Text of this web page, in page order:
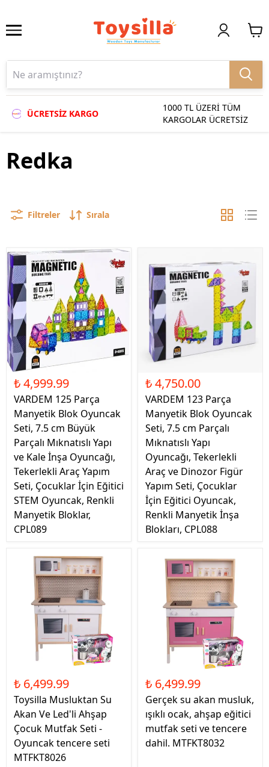
ÜCRETSİZ KARGO
1000 TL ÜZERİ TÜM
KARGOLAR ÜCRETSİZ
Redka
Filtreler Sırala
₺ 4,999.99
VARDEM 125 Parça
Manyetik Blok Oyuncak
Seti, 7.5 cm Büyük
Parçalı Mıknatıslı Yapı
ve Kale İnşa Oyuncağı,
Tekerlekli Araç Yapım
Seti, Çocuklar İçin Eğitici
STEM Oyuncak, Renkli
Manyetik Bloklar,
CPL089
₺ 4,750.00
VARDEM 123 Parça
Manyetik Blok Oyuncak
Seti, 7.5 cm Parçalı
Mıknatıslı Yapı
Oyuncağı, Tekerlekli
Araç ve Dinozor Figür
Yapım Seti, Çocuklar
İçin Eğitici Oyuncak,
Renkli Manyetik İnşa
Blokları, CPL088
₺ 6,499.99
Toysilla Musluktan Su
Akan Ve Led'li Ahşap
Çocuk Mutfak Seti -
Oyuncak tencere seti
MTFKT8026
₺ 6,499.99
Gerçek su akan musluk,
ışıklı ocak, ahşap eğitici
mutfak seti ve tencere
dahil. MTFKT8032